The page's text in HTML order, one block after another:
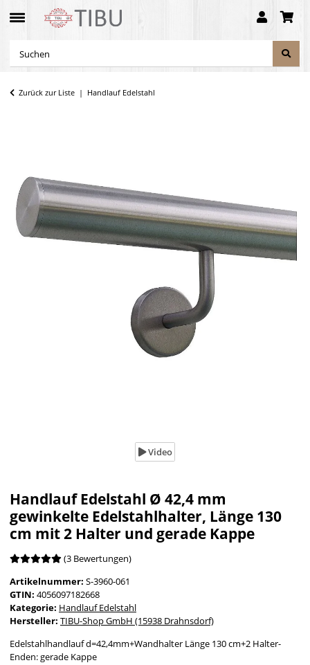
Zurück zur Liste Handlauf Edelstahl
Video
Handlauf Edelstahl Ø 42,4 mm
gewinkelte Edelstahlhalter, Länge 130
cm mit 2 Halter und gerade Kappe
(3 Bewertungen)
Artikelnummer: S-3960-061
GTIN: 4056097182668
Kategorie: Handlauf Edelstahl
Hersteller: TIBU-Shop GmbH (15938 Drahnsdorf)
Edelstahlhandlauf d=42,4mm+Wandhalter Länge 130 cm+2 Halter-
Enden: gerade Kappe